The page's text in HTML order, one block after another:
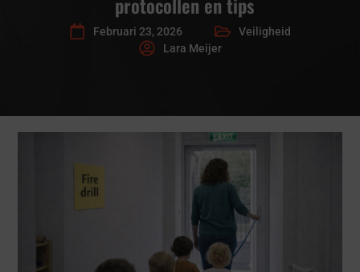
Februari 23, 2026
Veiligheid
Lara Meijer